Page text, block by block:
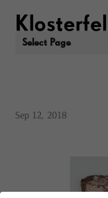
Select Page
Sep 12, 2018